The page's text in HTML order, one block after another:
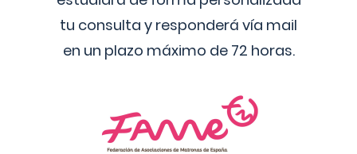
tu consulta y responderá vía mail
en un plazo máximo de 72 horas.